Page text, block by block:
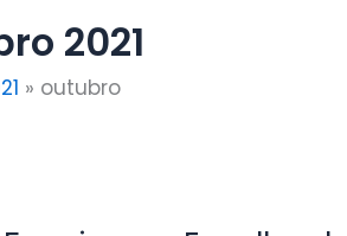
2021
outubro